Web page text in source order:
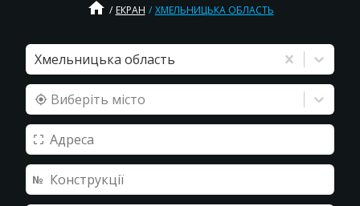
home ЕКРАН ХМЕЛЬНИЦЬКА ОБЛАСТЬ
Хмельницька область
Виберіть місто